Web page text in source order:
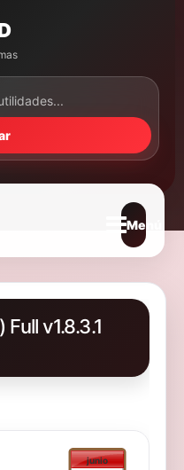
Abrir
v1.8.3.1
junio